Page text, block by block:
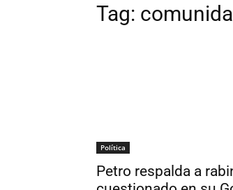
Tag:
Política
Petro respalda a